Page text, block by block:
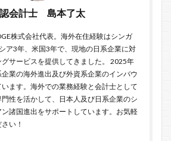
会計士 島本了太
株式会社代表。海外在住経験はシンガ
ア3年、米国3年で、現地の日系企業に対
サービスを提供してきました。 2025年
業の海外進出及び外資系企業のインバウ
ます。海外での業務経験と会計士として
性を活かして、日本人及び日系企業のシ
諸国進出をサポートしています。お気軽
さい！